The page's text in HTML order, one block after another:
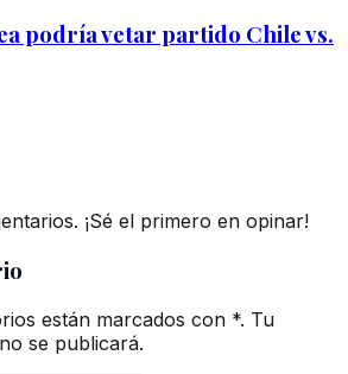
podría vetar partido Chile vs.
¡Sé el primero en opinar!
están marcados con *. Tu
se publicará.